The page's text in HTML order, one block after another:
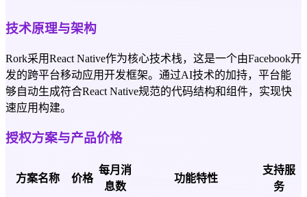
技术原理与架构
Rork采用React Native作为核心技术栈，这是一个由Facebook开
发的跨平台移动应用开发框架。通过AI技术的加持，平台能
够自动生成符合React Native规范的代码结构和组件，实现快
速应用构建。
授权方案与产品价格
方案名称 价格
每月消
息数
功能特性
支持服
务